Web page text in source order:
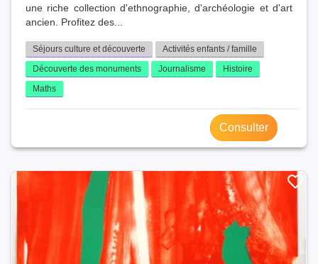
une riche collection d'ethnographie, d'archéologie et d'art
ancien. Profitez des...
Séjours culture et découverte
Activités enfants / famille
Découverte des monuments
Journalisme
Histoire
Maths
Consulter